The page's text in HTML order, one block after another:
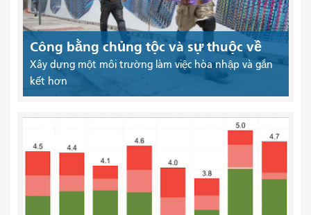
Công bằng chủng tộc và sự thuộc về
Xây dựng một môi trường làm việc hòa nhập và gắn
kết hơn